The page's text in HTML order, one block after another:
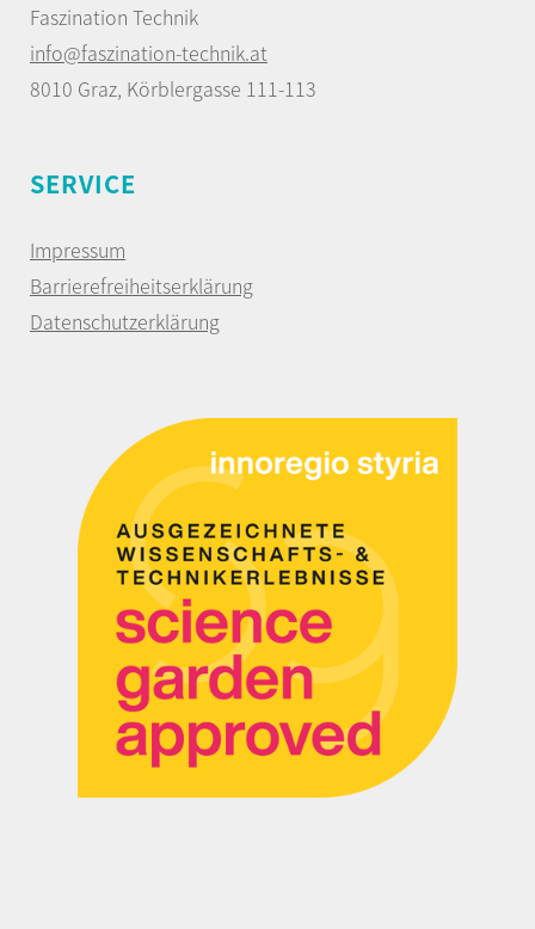
Faszination Technik
info@faszination-technik.at
8010 Graz, Körblergasse 111-113
SERVICE
Impressum
Barrierefreiheitserklärung
Datenschutzerklärung